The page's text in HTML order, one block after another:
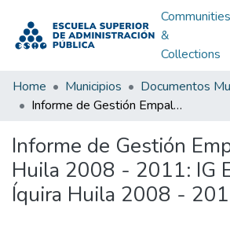
Communities
&
Collections
Home Municipios
Documentos
Informe de Gestión Empalme Íquira Huila 2008 - 2011: IG Empalme Íquira Huila 2008 - 2011
Informe de Gestión
Huila 2008 - 2011: IG
Íquira Huila 2008 -